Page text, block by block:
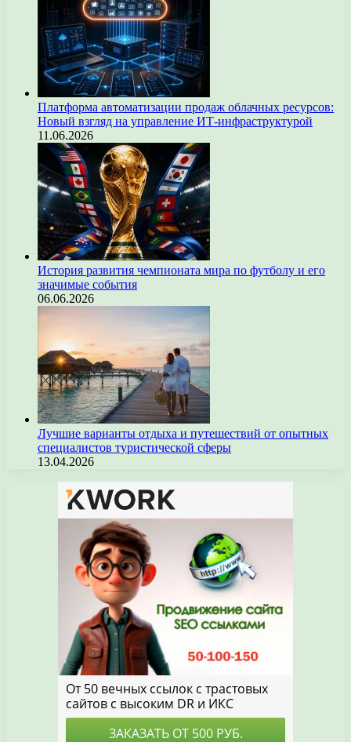
Платформа автоматизации продаж облачных ресурсов:
Новый взгляд на управление ИТ-инфраструктурой
11.06.2026
История развития чемпионата мира по футболу и его
значимые события
06.06.2026
Лучшие варианты отдыха и путешествий от опытных
специалистов туристической сферы
13.04.2026